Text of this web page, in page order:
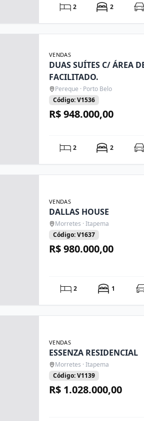
2 2
VENDAS
DUAS SUÍTES C/ ÁREA
FACILITADO.
Pereque · Porto Belo
Código: V1536
R$ 948.000,00
2 2
VENDAS
DALLAS HOUSE
Morretes · Itapema
Código: V1637
R$ 980.000,00
2 1
VENDAS
ESSENZA RESIDENCIAL
Morretes · Itapema
Código: V1139
R$ 1.028.000,00